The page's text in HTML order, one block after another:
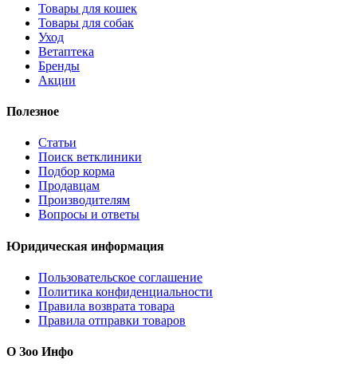
Товары для кошек
Товары для собак
Уход
Ветаптека
Бренды
Акции
Полезное
Статьи
Поиск ветклиники
Подбор корма
Продавцам
Производителям
Вопросы и ответы
Юридическая информация
Пользовательское соглашение
Политика конфиденциальности
Правила возврата товара
Правила отправки товаров
О Зоо Инфо